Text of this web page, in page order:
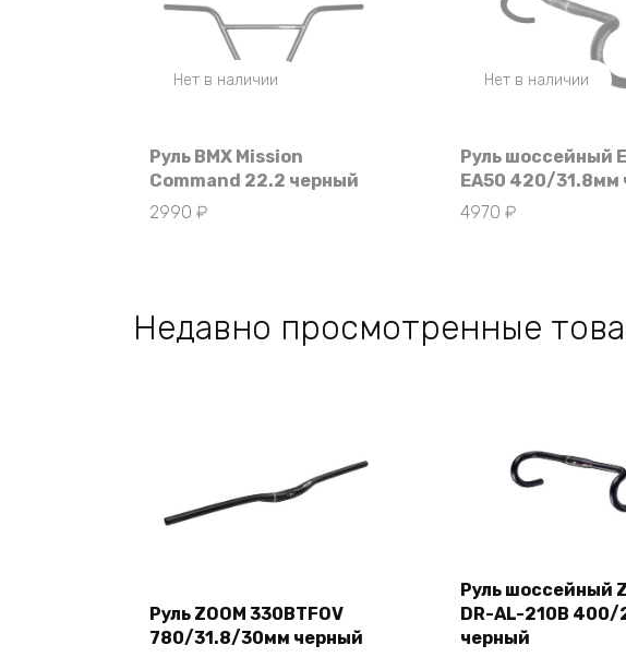
Нет в наличии
Руль BMX Mission
Command 22.2 черный
2990 ₽
Нет в наличии
Руль шоссейный
EA50 420/31.8мм
4970 ₽
Недавно просмотренные
В корзину
Руль ZOOM 330BTFOV
780/31.8/30мм черный
Руль шоссейный
DR-AL-210B
черный